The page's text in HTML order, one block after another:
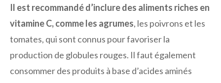
Il est recommandé d’inclure des aliments riches en
vitamine C, comme les agrumes, les poivrons et les
tomates, qui sont connus pour favoriser la
production de globules rouges. Il faut également
consommer des produits à base d’acides aminés